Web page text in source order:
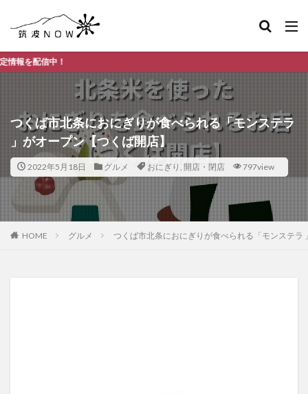
つくば市北条におにぎりが食べられる「モンステラ
」がオープン【つくば開店】
2022年5月18日 グルメ おにぎり , 開店・閉店 797view
HOME グルメ つくば市北条におにぎりが食べられる「モンステラ